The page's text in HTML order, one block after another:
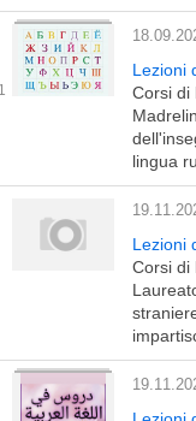
Lezioni
Corsi di
lingua
Lezioni
Corsi di